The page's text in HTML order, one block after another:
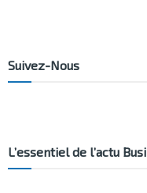
Suivez-Nous
L’essentiel de l’actu